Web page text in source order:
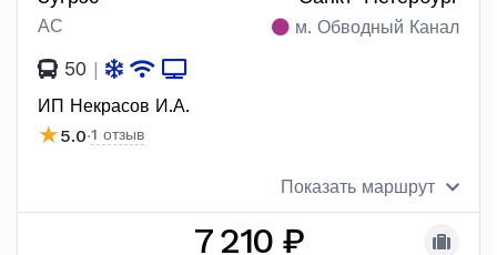
АС м. Обводный Канал
50 |
ИП Некрасов И.А.
★5.0·1 отзыв
Показать маршрут
7 210 ₽